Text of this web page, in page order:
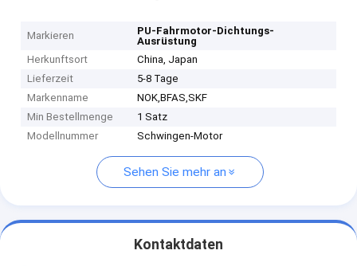
Markieren
PU-Fahrmotor-Dichtungs-
Ausrüstung
Herkunftsort
China, Japan
Lieferzeit
5-8 Tage
Markenname
NOK,BFAS,SKF
Min Bestellmenge
1 Satz
Modellnummer
Schwingen-Motor
Sehen Sie mehr an
Kontaktdaten